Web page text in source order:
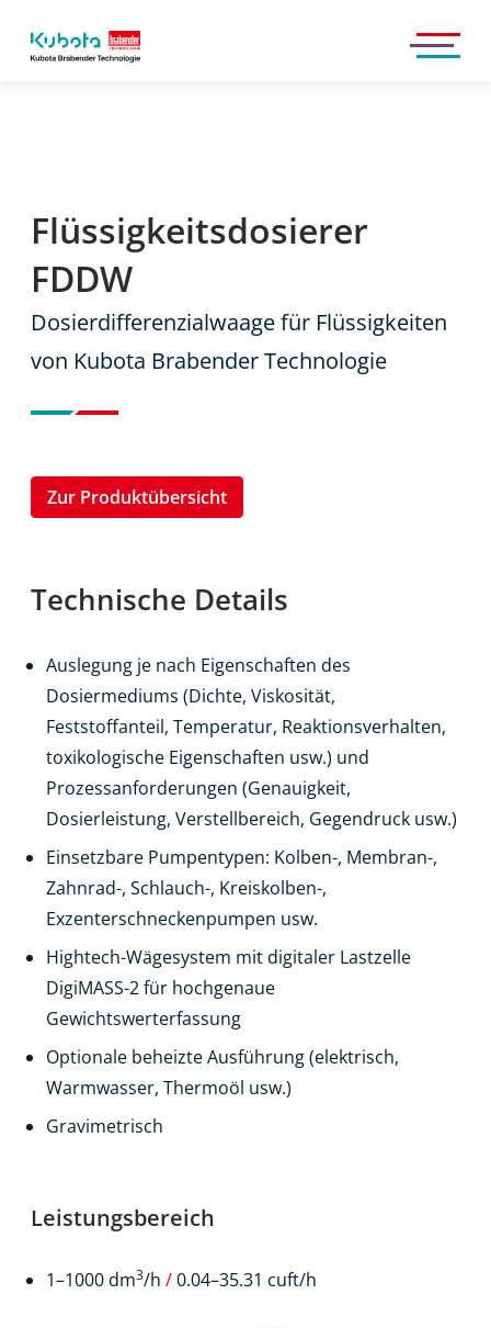
Kubota
Flüssigkeitsdosierer
FDDW
Dosierdifferenzialwaage für Flüssigkeiten
von Kubota Brabender Technologie
Zur Produktübersicht
Technische Details
Auslegung je nach Eigenschaften des
Dosiermediums (Dichte, Viskosität,
Feststoffanteil, Temperatur, Reaktionsverhalten,
toxikologische Eigenschaften usw.) und
Prozessanforderungen (Genauigkeit,
Dosierleistung, Verstellbereich, Gegendruck usw.)
Einsetzbare Pumpentypen: Kolben-, Membran-,
Zahnrad-, Schlauch-, Kreiskolben-,
Exzenterschneckenpumpen usw.
Hightech-Wägesystem mit digitaler Lastzelle
DigiMASS-2 für hochgenaue
Gewichtswerterfassung
Optionale beheizte Ausführung (elektrisch,
Warmwasser, Thermoöl usw.)
Gravimetrisch
Leistungsbereich
1–1000 dm3/h /0.04–35.31 cuft/h